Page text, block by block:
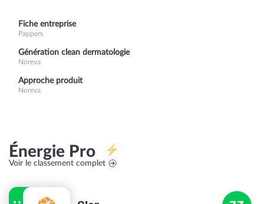
Fiche entreprise
Pappers
Génération clean dermatologie
Noreva
Approche produit
Noreva
Énergie Pro
Voir le classement complet